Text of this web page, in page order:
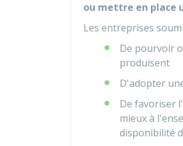
ou mettre en place
Les entreprises
De pourvoir
produisent
D'adopter
De favoriser
mieux à
disponibilité